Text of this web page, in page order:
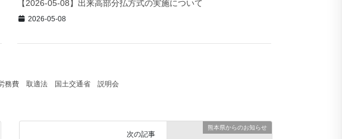
【2026-05-08】出来高部分払方式の実施について
2026-05-08
務費 取適法 国土交通省 説明会
熊本県からのお知らせ
次の記事